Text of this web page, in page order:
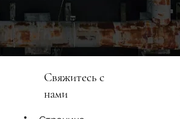
Свяжитесь с
нами